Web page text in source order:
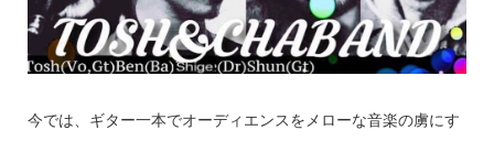
今では、ギター一本でオーディエンスをメローな音楽の虜にす